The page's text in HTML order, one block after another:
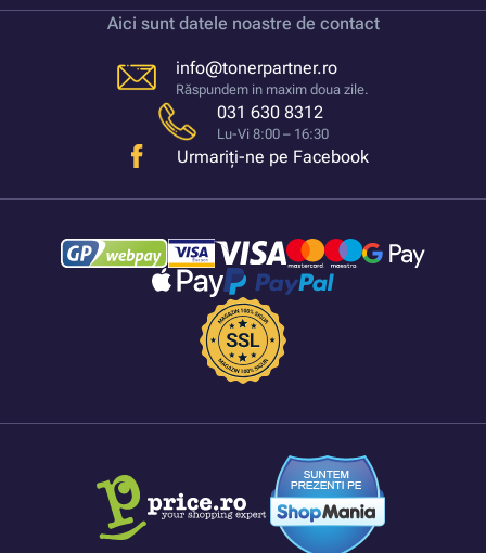
Aici sunt datele noastre de contact
info@tonerpartner.ro
Răspundem in maxim doua zile.
031 630 8312
Lu-Vi 8:00 – 16:30
Urmariți-ne pe Facebook